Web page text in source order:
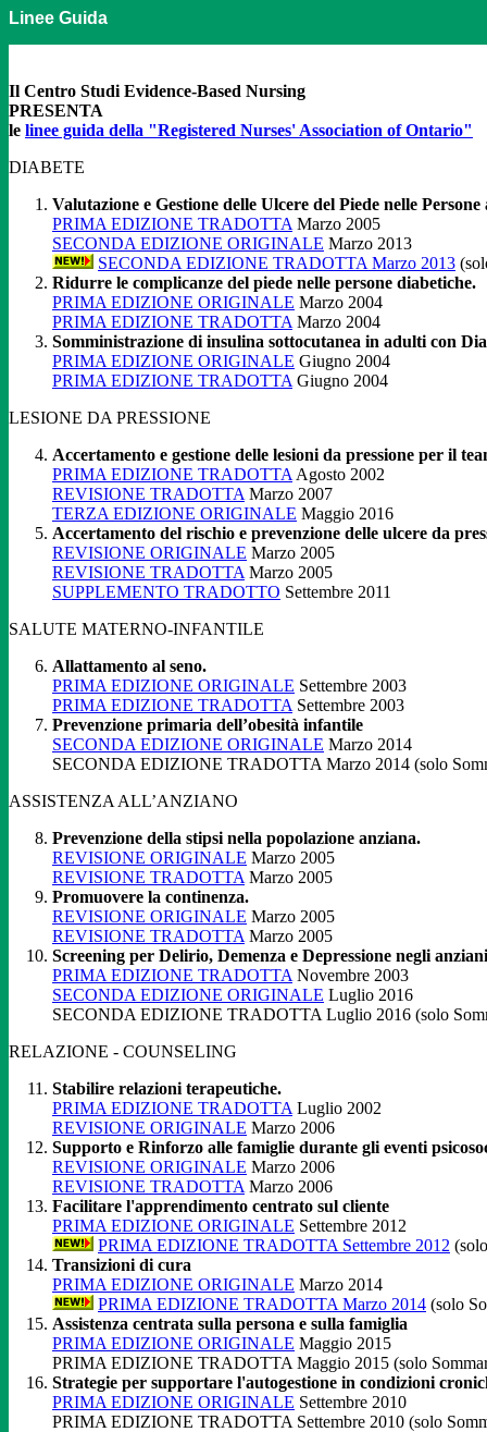
Linee Guida
Il Centro Studi Evidence-Based Nursing
PRESENTA
le linee guida della "Registered Nurses' Association of Ontario"
DIABETE
Valutazione e Gestione delle Ulcere del Piede nelle
PRIMA EDIZIONE TRADOTTA Marzo 2005
SECONDA EDIZIONE ORIGINALE Marzo 2013
SECONDA EDIZIONE TRADOTTA Marzo 2013
Ridurre le complicanze del piede nelle persone diabetiche.
PRIMA EDIZIONE ORIGINALE Marzo 2004
PRIMA EDIZIONE TRADOTTA Marzo 2004
Somministrazione di insulina sottocutanea in adulti con
PRIMA EDIZIONE ORIGINALE Giugno 2004
PRIMA EDIZIONE TRADOTTA Giugno 2004
LESIONE DA PRESSIONE
Accertamento e gestione delle lesioni da pressione per il
PRIMA EDIZIONE TRADOTTA Agosto 2002
REVISIONE TRADOTTA Marzo 2007
TERZA EDIZIONE ORIGINALE Maggio 2016
Accertamento del rischio e prevenzione delle ulcere da
REVISIONE ORIGINALE Marzo 2005
REVISIONE TRADOTTA Marzo 2005
SUPPLEMENTO TRADOTTO Settembre 2011
SALUTE MATERNO-INFANTILE
Allattamento al seno.
PRIMA EDIZIONE ORIGINALE Settembre 2003
PRIMA EDIZIONE TRADOTTA Settembre 2003
Prevenzione primaria dell’obesità infantile
SECONDA EDIZIONE ORIGINALE Marzo 2014
SECONDA EDIZIONE TRADOTTA Marzo 2014 (solo
ASSISTENZA ALL’ANZIANO
Prevenzione della stipsi nella popolazione anziana.
REVISIONE ORIGINALE Marzo 2005
REVISIONE TRADOTTA Marzo 2005
Promuovere la continenza.
REVISIONE ORIGINALE Marzo 2005
REVISIONE TRADOTTA Marzo 2005
Screening per Delirio, Demenza e Depressione negli
PRIMA EDIZIONE TRADOTTA Novembre 2003
SECONDA EDIZIONE ORIGINALE Luglio 2016
SECONDA EDIZIONE TRADOTTA Luglio 2016 (solo
RELAZIONE - COUNSELING
Stabilire relazioni terapeutiche.
PRIMA EDIZIONE TRADOTTA Luglio 2002
REVISIONE ORIGINALE Marzo 2006
Supporto e Rinforzo alle famiglie durante gli eventi
REVISIONE ORIGINALE Marzo 2006
REVISIONE TRADOTTA Marzo 2006
Facilitare l'apprendimento centrato sul cliente
PRIMA EDIZIONE ORIGINALE Settembre 2012
PRIMA EDIZIONE TRADOTTA Settembre 2012
Transizioni di cura
PRIMA EDIZIONE ORIGINALE Marzo 2014
PRIMA EDIZIONE TRADOTTA Marzo 2014 (solo
Assistenza centrata sulla persona e sulla famiglia
PRIMA EDIZIONE ORIGINALE Maggio 2015
PRIMA EDIZIONE TRADOTTA Maggio 2015 (solo
Strategie per supportare l'autogestione in condizioni
PRIMA EDIZIONE ORIGINALE Settembre 2010
PRIMA EDIZIONE TRADOTTA Settembre 2010 (solo